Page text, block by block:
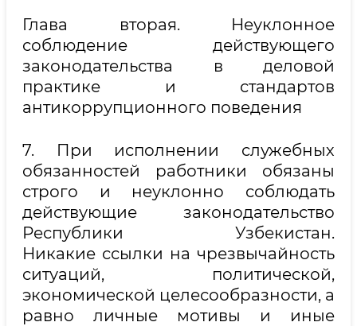
Глава вторая. Неуклонное
соблюдение действующего
законодательства в деловой
практике и стандартов
антикоррупционного поведения
7. При исполнении служебных
обязанностей работники обязаны
строго и неуклонно соблюдать
действующие законодательство
Республики Узбекистан.
Никакие ссылки на чрезвычайность
ситуаций, политической,
экономической целесообразности, а
равно личные мотивы и иные